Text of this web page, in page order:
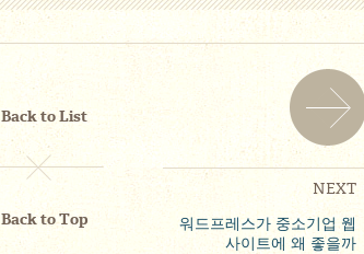
NEXT
워드프레스가 중소기업 웹
사이트에 왜 좋을까
Back to List
Back to Top